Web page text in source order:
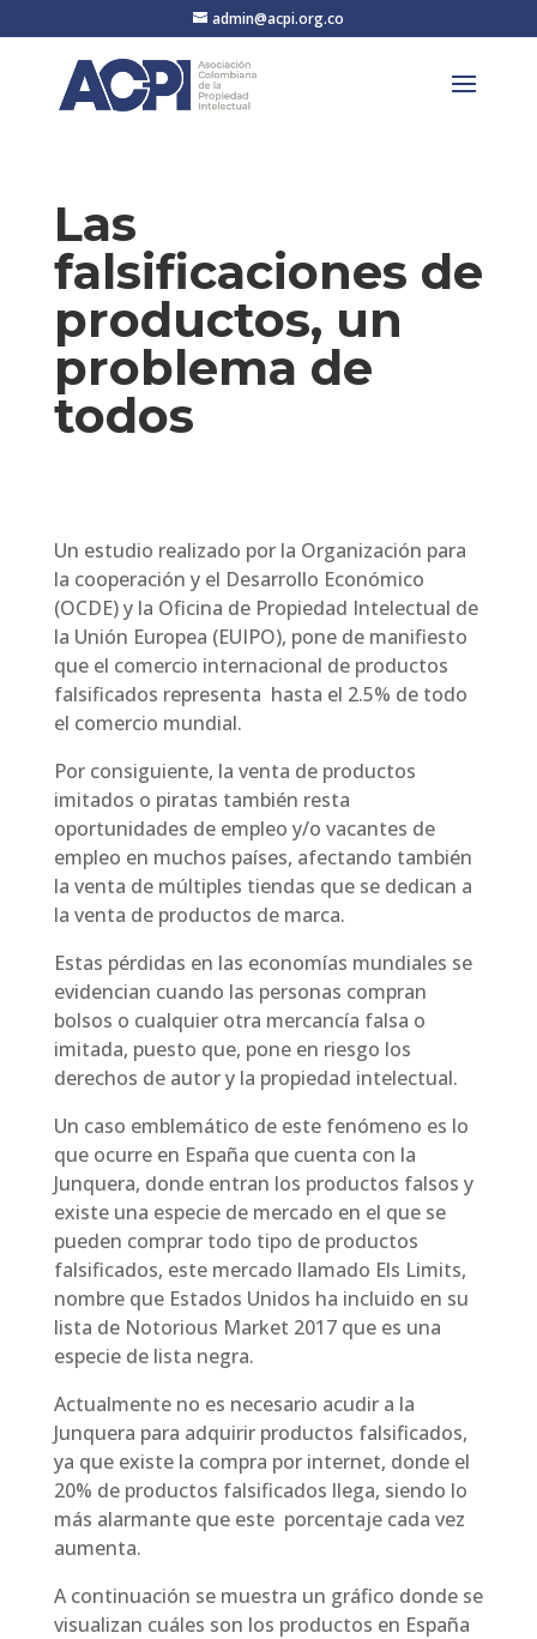
admin@acpi.org.co
Las
falsificaciones de
productos, un
problema de
todos
Un estudio realizado por la Organización para
la cooperación y el Desarrollo Económico
(OCDE) y la Oficina de Propiedad Intelectual de
la Unión Europea (EUIPO), pone de manifiesto
que el comercio internacional de productos
falsificados representa hasta el 2.5% de todo
el comercio mundial.
Por consiguiente, la venta de productos
imitados o piratas también resta
oportunidades de empleo y/o vacantes de
empleo en muchos países, afectando también
la venta de múltiples tiendas que se dedican a
la venta de productos de marca.
Estas pérdidas en las economías mundiales se
evidencian cuando las personas compran
bolsos o cualquier otra mercancía falsa o
imitada, puesto que, pone en riesgo los
derechos de autor y la propiedad intelectual.
Un caso emblemático de este fenómeno es lo
que ocurre en España que cuenta con la
Junquera, donde entran los productos falsos y
existe una especie de mercado en el que se
pueden comprar todo tipo de productos
falsificados, este mercado llamado Els Limits,
nombre que Estados Unidos ha incluido en su
lista de Notorious Market 2017 que es una
especie de lista negra.
Actualmente no es necesario acudir a la
Junquera para adquirir productos falsificados,
ya que existe la compra por internet, donde el
20% de productos falsificados llega, siendo lo
más alarmante que este porcentaje cada vez
aumenta.
A continuación se muestra un gráfico donde se
visualizan cuáles son los productos en España